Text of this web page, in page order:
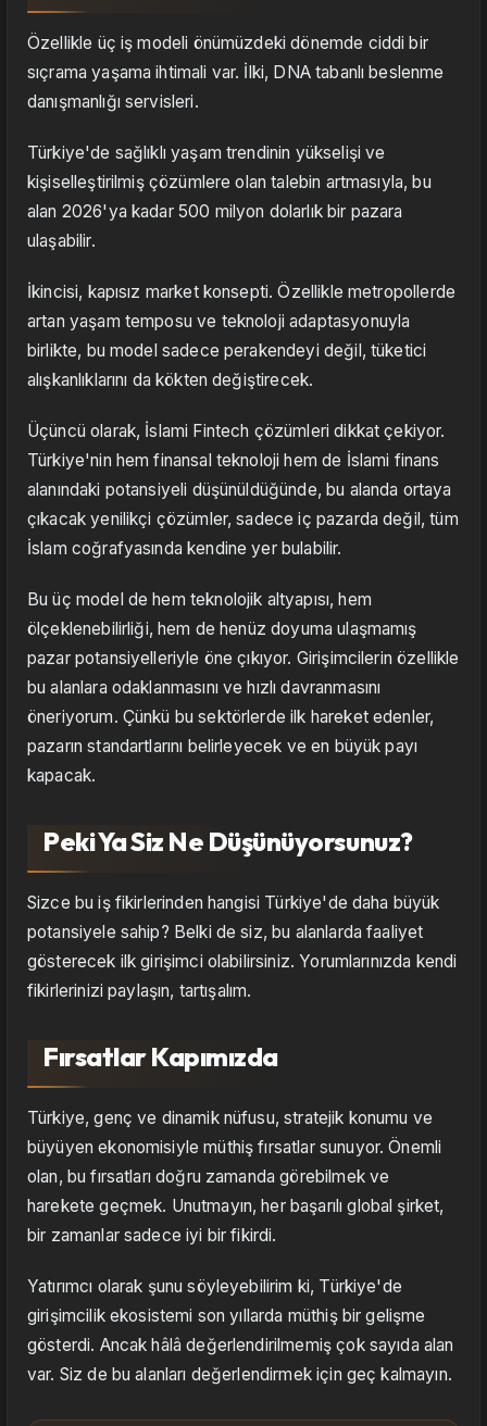
Özellikle üç iş modeli önümüzdeki dönemde ciddi bir
sıçrama yaşama ihtimali var. İlki, DNA tabanlı beslenme
danışmanlığı servisleri.
Türkiye'de sağlıklı yaşam trendinin yükselişi ve
kişiselleştirilmiş çözümlere olan talebin artmasıyla, bu
alan 2026'ya kadar 500 milyon dolarlık bir pazara
ulaşabilir.
İkincisi, kapısız market konsepti. Özellikle metropollerde
artan yaşam temposu ve teknoloji adaptasyonuyla
birlikte, bu model sadece perakendeyi değil, tüketici
alışkanlıklarını da kökten değiştirecek.
Üçüncü olarak, İslami Fintech çözümleri dikkat çekiyor.
Türkiye'nin hem finansal teknoloji hem de İslami finans
alanındaki potansiyeli düşünüldüğünde, bu alanda ortaya
çıkacak yenilikçi çözümler, sadece iç pazarda değil, tüm
İslam coğrafyasında kendine yer bulabilir.
Bu üç model de hem teknolojik altyapısı, hem
ölçeklenebilirliği, hem de henüz doyuma ulaşmamış
pazar potansiyelleriyle öne çıkıyor. Girişimcilerin özellikle
bu alanlara odaklanmasını ve hızlı davranmasını
öneriyorum. Çünkü bu sektörlerde ilk hareket edenler,
pazarın standartlarını belirleyecek ve en büyük payı
kapacak.
Peki Ya Siz Ne Düşünüyorsunuz?
Sizce bu iş fikirlerinden hangisi Türkiye'de daha büyük
potansiyele sahip? Belki de siz, bu alanlarda faaliyet
gösterecek ilk girişimci olabilirsiniz. Yorumlarınızda kendi
fikirlerinizi paylaşın, tartışalım.
Fırsatlar Kapımızda
Türkiye, genç ve dinamik nüfusu, stratejik konumu ve
büyüyen ekonomisiyle müthiş fırsatlar sunuyor. Önemli
olan, bu fırsatları doğru zamanda görebilmek ve
harekete geçmek. Unutmayın, her başarılı global şirket,
bir zamanlar sadece iyi bir fikirdi.
Yatırımcı olarak şunu söyleyebilirim ki, Türkiye'de
girişimcilik ekosistemi son yıllarda müthiş bir gelişme
gösterdi. Ancak hâlâ değerlendirilmemiş çok sayıda alan
var. Siz de bu alanları değerlendirmek için geç kalmayın.